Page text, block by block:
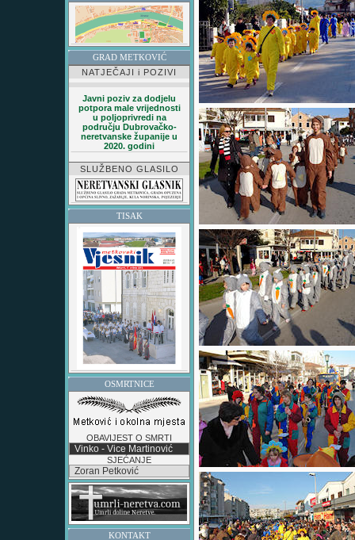
GRAD METKOVIĆ
NATJEČAJI i POZIVI
Javni poziv za dodjelu
potpora male vrijednosti
u poljoprivredi na
području Dubrovačko-
neretvanske županije u
2020. godini
SLUŽBENO GLASILO
TISAK
OSMRTNICE
OBAVIJEST O SMRTI
Vinko - Vice Martinović
SJEĆANJE
Zoran Petković
KONTAKT